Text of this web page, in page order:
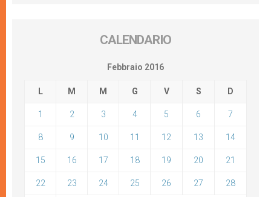
CALENDARIO
Febbraio 2016
L M M G V S D
1 2 3 4 5 6 7
8 9 10 11 12 13 14
15 16 17 18 19 20 21
22 23 24 25 26 27 28